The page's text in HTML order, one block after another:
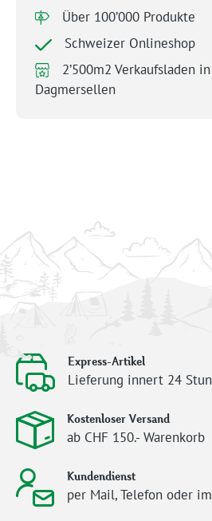
Über 100’000 Produkte
Schweizer Onlineshop
2’500m2 Verkaufsladen
Dagmersellen
Express-Artikel
Lieferung innert 24
Kostenloser Versand
ab CHF 150.- Warenkorb
Kundendienst
per Mail, Telefon oder